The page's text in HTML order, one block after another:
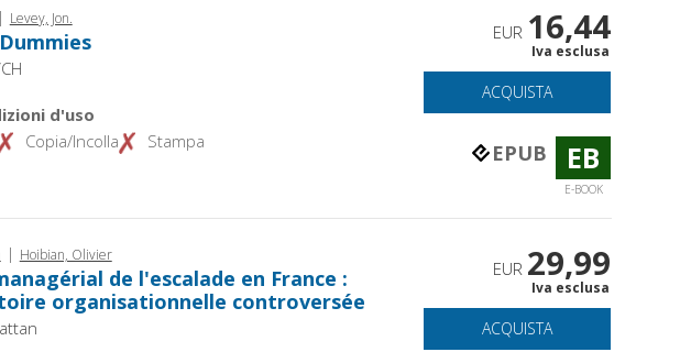
| Levey, Jon.
d'uso
Copia/Incolla Stampa
EUR 16,44
Iva esclusa
ACQUISTA
EPUB EB
E-BOOK
| Hoibian, Olivier
de l'escalade en France :
organisationnelle controversée
EUR 29,99
Iva esclusa
ACQUISTA